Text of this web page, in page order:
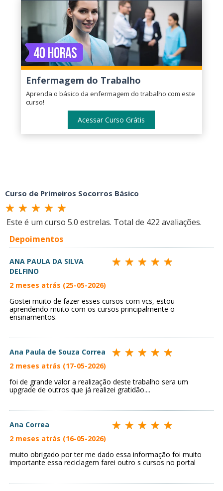
Enfermagem do Trabalho
Aprenda o básico da enfermagem do trabalho com este
curso!
Acessar Curso Grátis
Curso de Primeiros Socorros Básico
Este é um curso 5.0 estrelas. Total de 422 avaliações.
Depoimentos
ANA PAULA DA SILVA
DELFINO
2 meses atrás (25-05-2026)
Gostei muito de fazer esses cursos com vcs, estou
aprendendo muito com os cursos principalmente o
ensinamentos.
Ana Paula de Souza Correa
2 meses atrás (17-05-2026)
foi de grande valor a realização deste trabalho sera um
upgrade de outros que já realizei gratidão....
Ana Correa
2 meses atrás (16-05-2026)
muito obrigado por ter me dado essa informação foi muito
importante essa reciclagem farei outro s cursos no portal